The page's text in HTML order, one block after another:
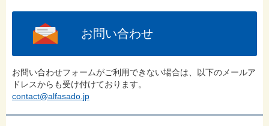
お問い合わせ
お問い合わせフォームがご利用できない場合は、以下のメールア
ドレスからも受け付けております。
contact@alfasado.jp